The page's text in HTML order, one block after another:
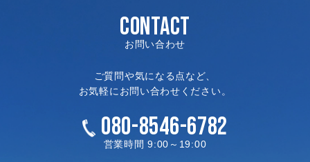
CONTACT
お問い合わせ
ご質問や気になる点など、
お気軽にお問い合わせください。
080-8546-6782
営業時間 9:00～19:00